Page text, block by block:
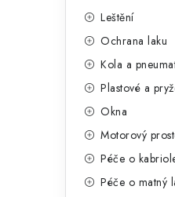
Leštění
Ochrana laku
Kola a
Plastové a
Okna
Motorový
Péče o
Péče o matný